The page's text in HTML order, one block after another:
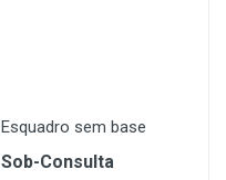
Esquadro sem base
Sob-Consulta